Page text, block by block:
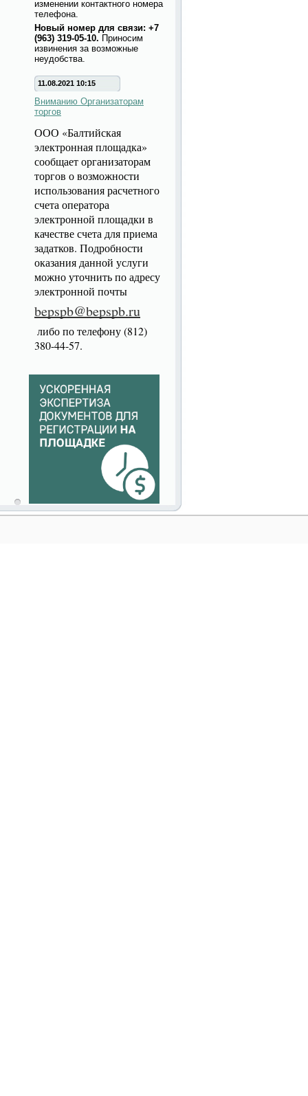
изменении контактного номера
телефона.
Новый номер для связи: +7
(963) 319-05-10. Приносим
извинения за возможные
неудобства.
11.08.2021 10:15
Вниманию Организаторам
торгов
ООО «Балтийская
электронная площадка»
сообщает организаторам
торгов о возможности
использования расчетного
счета оператора
электронной площадки в
качестве счета для приема
задатков. Подробности
оказания данной услуги
можно уточнить по адресу
электронной почты
bepspb@bepspb.ru
либо по телефону (812)
380-44-57.